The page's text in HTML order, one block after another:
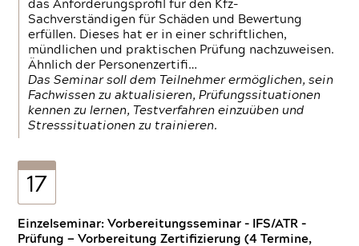
das Anforderungsprofil für den Kfz-
Sachverständigen für Schäden und Bewertung
erfüllen. Dieses hat er in einer schriftlichen,
mündlichen und praktischen Prüfung nachzuweisen.
Ähnlich der Personenzertifi…
Das Seminar soll dem Teilnehmer ermöglichen, sein
Fachwissen zu aktualisieren, Prüfungssituationen
kennen zu lernen, Testverfahren einzuüben und
Stresssituationen zu trainieren.
17
Einzelseminar: Vorbereitungsseminar - IFS/ATR -
Prüfung — Vorbereitung Zertifizierung (4 Termine,